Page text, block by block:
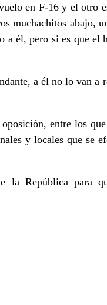
en F-16 y el otro
muchachitos abajo,
a él, pero si es que el
a él no lo van a
entre los
y locales que se
la República para